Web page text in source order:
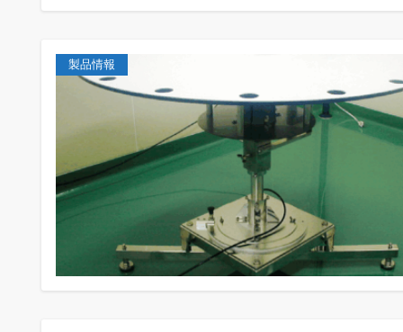
製品情報